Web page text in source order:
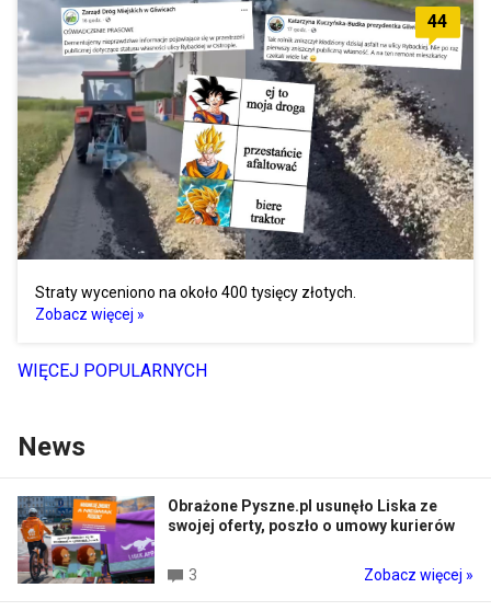
44
Straty wyceniono na około 400 tysięcy złotych.
Zobacz więcej »
WIĘCEJ POPULARNYCH
News
Obrażone Pyszne.pl usunęło Liska ze
swojej oferty, poszło o umowy kurierów
3 Zobacz więcej »